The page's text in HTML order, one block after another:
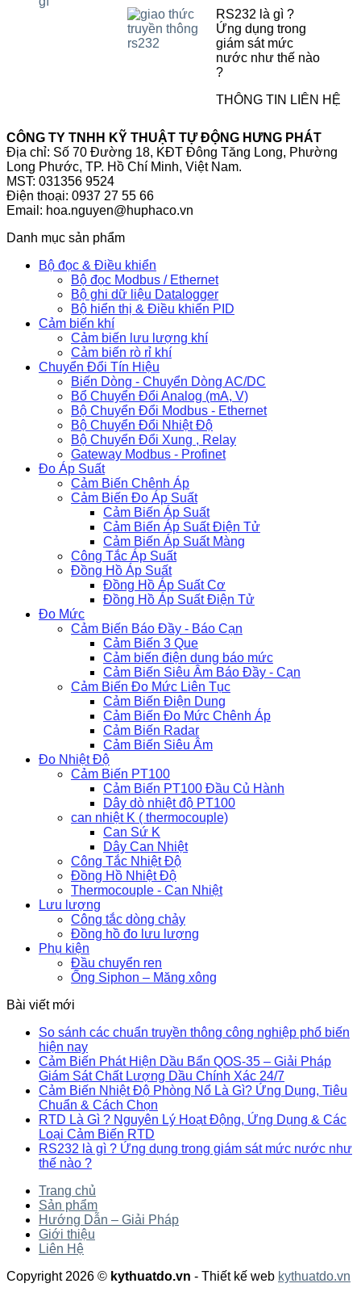
RS232 là gì ?
Ứng dụng trong
giám sát mức
nước như thế nào
?
THÔNG TIN LIÊN HỆ
CÔNG TY TNHH KỸ THUẬT TỰ ĐỘNG HƯNG PHÁT
Địa chỉ: Số 70 Đường 18, KĐT Đông Tăng Long, Phường
Long Phước, TP. Hồ Chí Minh, Việt Nam.
MST: 031356 9524
Điện thoại: 0937 27 55 66
Email: hoa.nguyen@huphaco.vn
Danh mục sản phẩm
Bộ đọc & Điều khiển
Bộ đọc Modbus / Ethernet
Bộ ghi dữ liệu Datalogger
Bộ hiển thị & Điều khiển PID
Cảm biến khí
Cảm biến lưu lượng khí
Cảm biến rò rỉ khí
Chuyển Đổi Tín Hiệu
Biến Dòng - Chuyển Dòng AC/DC
Bổ Chuyển Đổi Analog (mA, V)
Bộ Chuyển Đổi Modbus - Ethernet
Bộ Chuyển Đổi Nhiệt Độ
Bộ Chuyển Đổi Xung , Relay
Gateway Modbus - Profinet
Đo Áp Suất
Cảm Biến Chênh Áp
Cảm Biến Đo Áp Suất
Cảm Biến Áp Suất
Cảm Biến Áp Suất Điện Tử
Cảm Biến Áp Suất Màng
Công Tắc Áp Suất
Đồng Hồ Áp Suất
Đồng Hồ Áp Suất Cơ
Đồng Hồ Áp Suất Điện Tử
Đo Mức
Cảm Biến Báo Đầy - Báo Cạn
Cảm Biến 3 Que
Cảm biến điện dung báo mức
Cảm Biến Siêu Âm Báo Đầy - Cạn
Cảm Biến Đo Mức Liên Tục
Cảm Biến Điện Dung
Cảm Biến Đo Mức Chênh Áp
Cảm Biến Radar
Cảm Biến Siêu Âm
Đo Nhiệt Độ
Cảm Biến PT100
Cảm Biến PT100 Đầu Củ Hành
Dây dò nhiệt độ PT100
can nhiệt K ( thermocouple)
Can Sứ K
Dây Can Nhiệt
Công Tắc Nhiệt Độ
Đồng Hồ Nhiệt Độ
Thermocouple - Can Nhiệt
Lưu lượng
Công tắc dòng chảy
Đồng hồ đo lưu lượng
Phụ kiện
Đầu chuyển ren
Ống Siphon – Măng xông
Bài viết mới
So sánh các chuẩn truyền thông công nghiệp phổ biến
hiện nay
Cảm Biến Phát Hiện Dầu Bẩn QOS-35 – Giải Pháp
Giám Sát Chất Lượng Dầu Chính Xác 24/7
Cảm Biến Nhiệt Độ Phòng Nổ Là Gì? Ứng Dụng, Tiêu
Chuẩn & Cách Chọn
RTD Là Gì ? Nguyên Lý Hoạt Động, Ứng Dụng & Các
Loại Cảm Biến RTD
RS232 là gì ? Ứng dụng trong giám sát mức nước như
thế nào ?
Trang chủ
Sản phẩm
Hướng Dẫn – Giải Pháp
Giới thiệu
Liên Hệ
Copyright 2026 © kythuatdo.vn - Thiết kế web kythuatdo.vn